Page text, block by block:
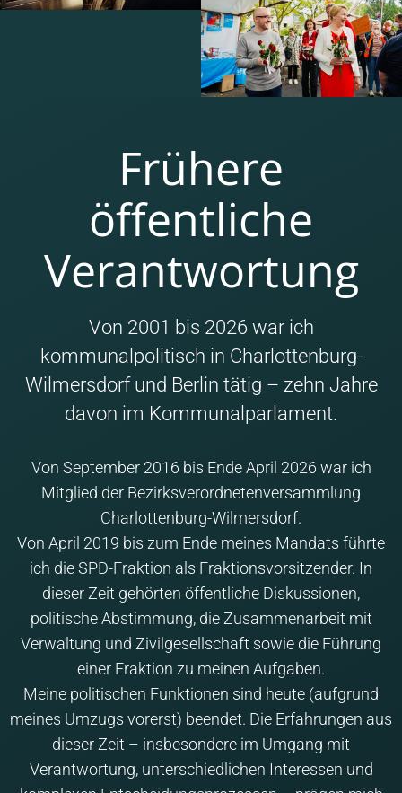
Frühere
öffentliche
Verantwortung
Von 2001 bis 2026 war ich
kommunalpolitisch in Charlottenburg-
Wilmersdorf und Berlin tätig – zehn Jahre
davon im Kommunalparlament.
Von September 2016 bis Ende April 2026 war ich
Mitglied der Bezirksverordnetenversammlung
Charlottenburg-Wilmersdorf.
Von April 2019 bis zum Ende meines Mandats führte
ich die SPD-Fraktion als Fraktionsvorsitzender. In
dieser Zeit gehörten öffentliche Diskussionen,
politische Abstimmung, die Zusammenarbeit mit
Verwaltung und Zivilgesellschaft sowie die Führung
einer Fraktion zu meinen Aufgaben.
Meine politischen Funktionen sind heute (aufgrund
meines Umzugs vorerst) beendet. Die Erfahrungen aus
dieser Zeit – insbesondere im Umgang mit
Verantwortung, unterschiedlichen Interessen und